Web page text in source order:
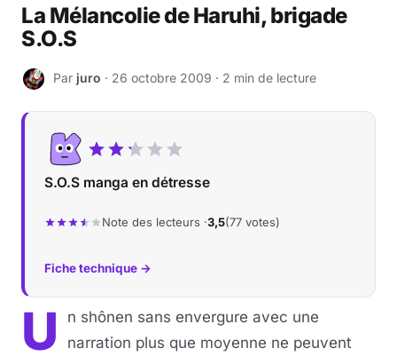
La Mélancolie de Haruhi, brigade
S.O.S
J Par juro · 26 octobre 2009 · 2 min de lecture
S.O.S manga en détresse
Note des lecteurs ·3,5(77 votes)
Fiche technique →
U
n shônen sans envergure avec une
narration plus que moyenne ne peuvent